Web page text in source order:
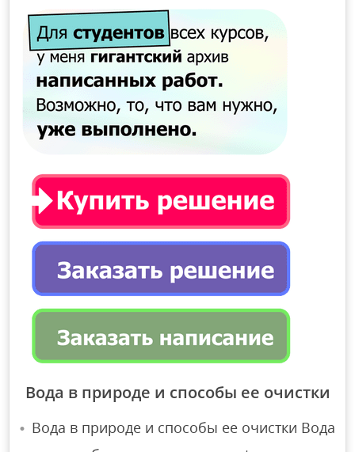
Вода в природе и способы ее очистки
Вода в природе и способы ее очистки Вода